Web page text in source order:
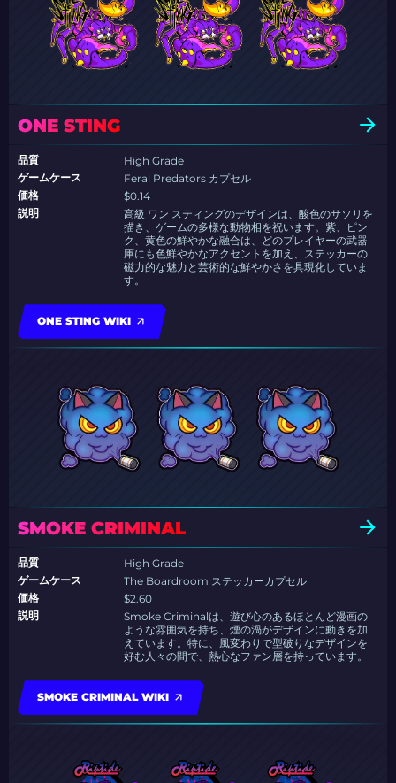
ONE STING
品質
High Grade
ゲームケース
Feral Predators カプセル
価格
$0.14
説明
高級 ワン スティングのデザインは、酸色のサソリを
描き、ゲームの多様な動物相を祝います。紫、ピン
ク、黄色の鮮やかな融合は、どのプレイヤーの武器
庫にも色鮮やかなアクセントを加え、ステッカーの
磁力的な魅力と芸術的な鮮やかさを具現化していま
す。
ONE STING WIKI
SMOKE CRIMINAL
品質
High Grade
ゲームケース
The Boardroom ステッカーカプセル
価格
$2.60
説明
Smoke Criminalは、遊び心のあるほとんど漫画の
ような雰囲気を持ち、煙の渦がデザインに動きを加
えています。特に、風変わりで型破りなデザインを
好む人々の間で、熱心なファン層を持っています。
SMOKE CRIMINAL WIKI